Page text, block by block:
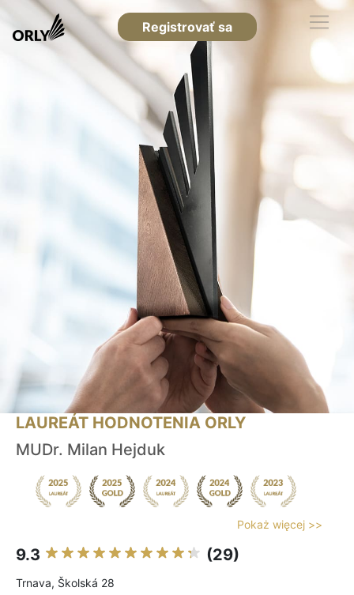
Registrovať sa
LAUREÁT HODNOTENIA ORLY
MUDr. Milan Hejduk
Pokaż więcej >>
9.3 (29)
Trnava, Školská 28